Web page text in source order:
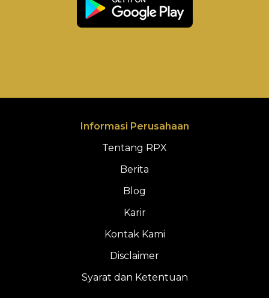
Informasi Perusahaan
Tentang RPX
Berita
Blog
Karir
Kontak Kami
Disclaimer
Syarat dan Ketentuan